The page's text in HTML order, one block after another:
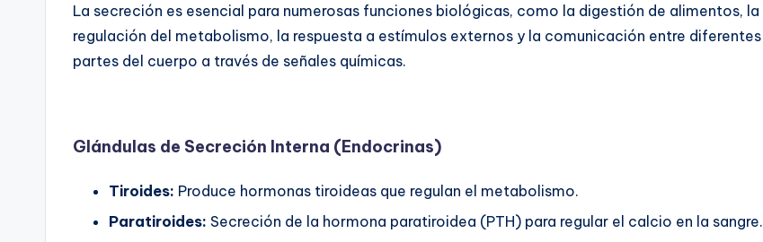
La secreción es esencial para numerosas funciones biológicas, como la digestión de alimentos, la
regulación del metabolismo, la respuesta a estímulos externos y la comunicación entre diferentes
partes del cuerpo a través de señales químicas.
Glándulas de Secreción Interna (Endocrinas)
Tiroides: Produce hormonas tiroideas que regulan el metabolismo.
Paratiroides: Secreción de la hormona paratiroidea (PTH) para regular el calcio en la sangre.